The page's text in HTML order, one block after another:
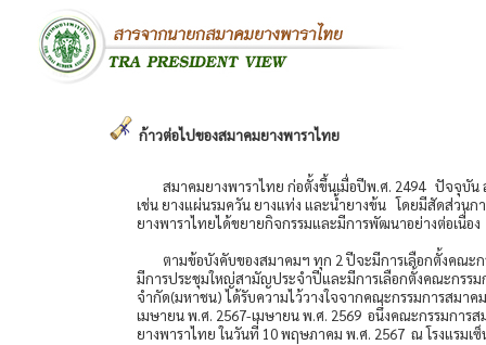
ก้าวต่อไปของสมาคมยางพาราไทย
สมาคมยางพาราไทย ก่อตั้งขึ้นเมื่อปีพ.ศ. 2494 ปัจจุบั
เช่น ยางแผ่นรมควัน ยางแท่ง และน้ำยางข้น โดยมีสัดส่วนก
ยางพาราไทยได้ขยายกิจกรรมและมีการพัฒนาอย่างต่อเนื่อง
ตามข้อบังคับของสมาคมฯ ทุก 2 ปีจะมีการเลือกตั้งคณะก
มีการประชุมใหญ่สามัญประจำปีและมีการเลือกตั้งคณะกรร
จำกัด(มหาชน) ได้รับความไว้วางใจจากคณะกรรมการสมา
เมษายน พ.ศ. 2567-เมษายน พ.ศ. 2569 อนึ่งคณะกรรมการ
ยางพาราไทย ในวันที่ 10 พฤษภาคม พ.ศ. 2567 ณ โรงแรมเ